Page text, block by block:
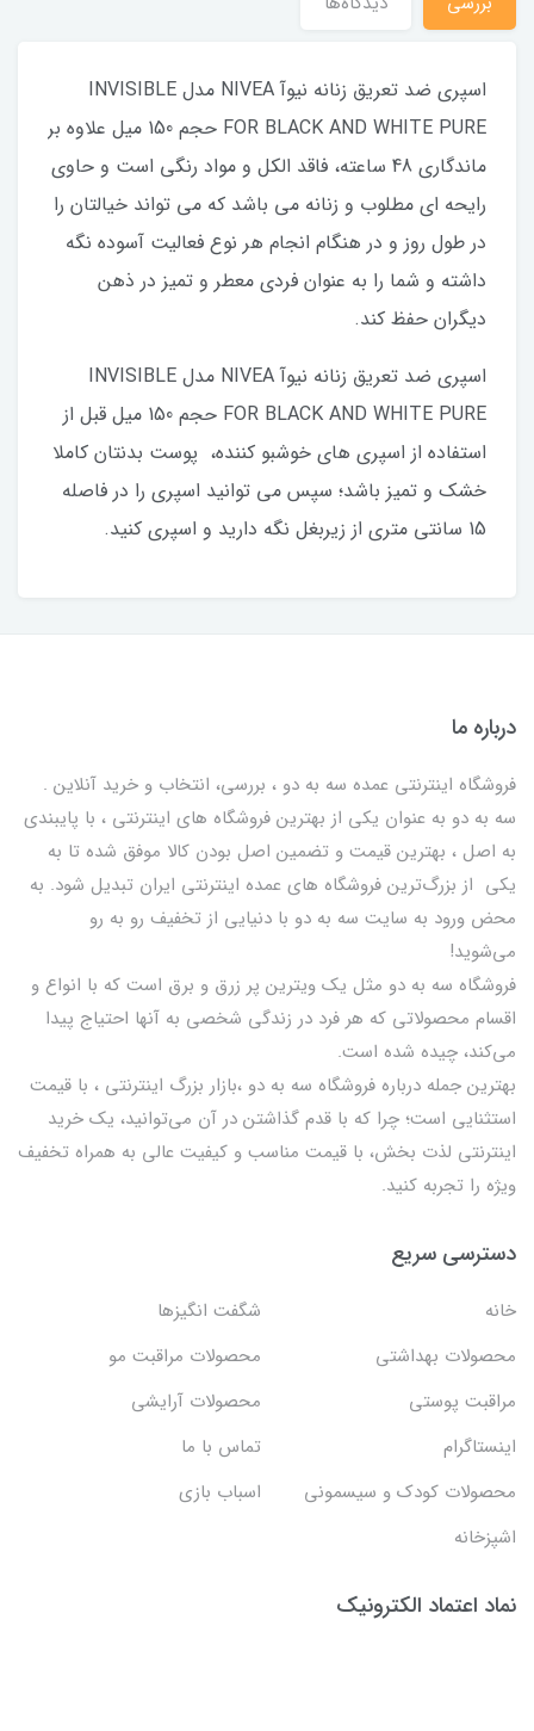
اسپری ضد تعریق زنانه نیوآ NIVEA مدل INVISIBLE
FOR BLACK AND WHITE PURE حجم 150 میل علاوه بر
ماندگاری 48 ساعته، فاقد الکل و مواد رنگی است و حاوی
رایحه ای مطلوب و زنانه می باشد که می تواند خیالتان را
در طول روز و در هنگام انجام هر نوع فعالیت آسوده نگه
داشته و شما را به عنوان فردی معطر و تمیز در ذهن
دیگران حفظ کند.
اسپری ضد تعریق زنانه نیوآ NIVEA مدل INVISIBLE
FOR BLACK AND WHITE PURE حجم 150 میل قبل از
استفاده از اسپری های خوشبو کننده، پوست بدنتان کاملا
خشک و تمیز باشد؛ سپس می توانید اسپری را در فاصله
15 سانتی متری از زیربغل نگه دارید و اسپری کنید.
درباره ما
فروشگاه اینترنتی عمده سه به دو ، بررسی، انتخاب و خرید آنلاین .
سه به دو به عنوان یکی از بهترين فروشگاه های اینترنتی ، با پایبندی
به اصل ، بهترين قيمت و تضمین اصل‌ بودن کالا موفق شده تا به
يكي از بزرگ‌ترين فروشگاه هاي عمده اینترنتی ایران تبدیل شود. به
محض ورود به سایت سه به دو با دنیایی از تخفيف رو به رو
می‌شوید!
فروشگاه سه به دو مثل یک ویترین پر زرق و برق است که با انواع و
اقسام محصولاتی که هر فرد در زندگی شخصی به آنها احتیاج پیدا
می‌کند، چیده شده است.
بهترين جمله درباره فروشگاه سه به دو ،بازار بزرگ اینترنتی ، با قيمت
استثنايي است؛ چرا که با قدم گذاشتن در آن می‌توانید، یک خرید
اینترنتی لذت بخش، با قیمت مناسب و کیفیت عالی به همراه تخفیف
ویژه را تجربه کنید.
دسترسی سریع
خانه
شگفت انگيزها
محصولات بهداشتي
محصولات مراقبت مو
مراقبت پوستی
محصولات آرایشی
اینستاگرام
تماس با ما
محصولات کودک و سیسمونی
اسباب بازی
اشپزخانه
نماد اعتماد الکترونیک